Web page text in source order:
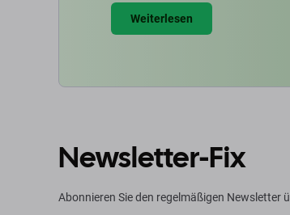
Weiterlesen
Newsletter-Fix
Abonnieren Sie den regelmäßigen Newsletter